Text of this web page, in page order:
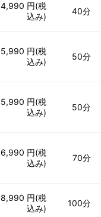
4,990 円(税
込み)
40分
5,990 円(税
込み)
50分
5,990 円(税
込み)
50分
6,990 円(税
込み)
70分
8,990 円(税
込み)
100分